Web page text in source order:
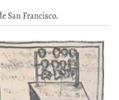
San Francisco.